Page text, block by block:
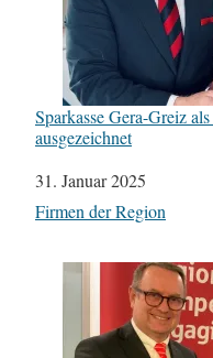
Sparkasse Gera-Greiz
ausgezeichnet
Datum
31. Januar 2025
In Bezug auf
Firmen der Region